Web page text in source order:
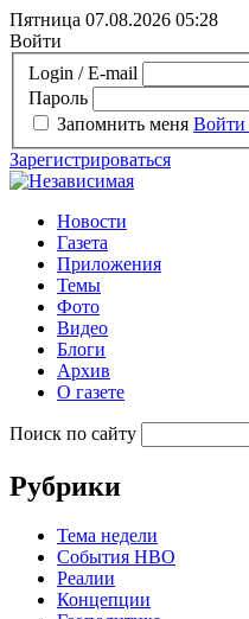
Пятница 07.08.2026 05:28
Войти
Login / E-mail
Пароль
Запомнить меня Войти
Зарегистрироваться
Новости
Газета
Приложения
Темы
Фото
Видео
Блоги
Архив
О газете
Поиск по сайту
Рубрики
Тема недели
События НВО
Реалии
Концепции